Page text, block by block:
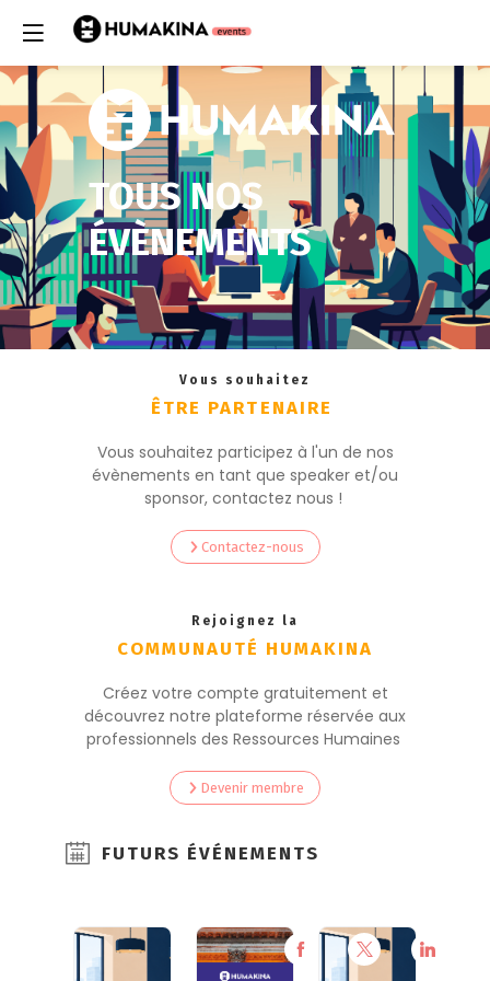
TOUS NOS
ÉVÈNEMENTS
Vous souhaitez
ÊTRE PARTENAIRE
Vous souhaitez participez à l'un de nos
évènements en tant que speaker et/ou
sponsor, contactez nous !
Contactez-nous
Rejoignez la
COMMUNAUTÉ HUMAKINA
Créez votre compte gratuitement et
découvrez notre plateforme réservée aux
professionnels des Ressources Humaines
Devenir membre
FUTURS ÉVÉNEMENTS